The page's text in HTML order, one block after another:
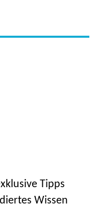
Tipps
Wissen